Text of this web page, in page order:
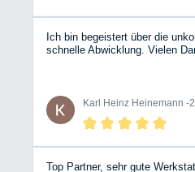
Ich bin begeistert über die
schnelle Abwicklung. Vielen
Karl Heinz Heinemann -
Top Partner, sehr gute